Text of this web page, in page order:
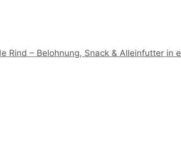
Rind – Belohnung, Snack & Alleinfutter in